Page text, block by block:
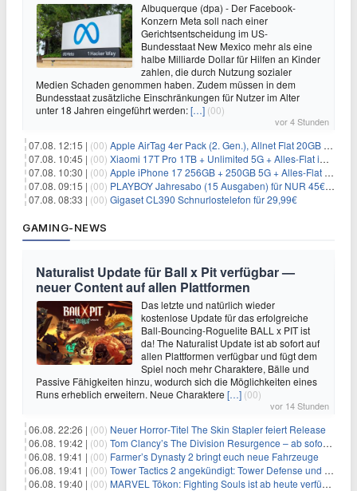
Albuquerque (dpa) - Der Facebook-
Konzern Meta soll nach einer
Gerichtsentscheidung im US-
Bundesstaat New Mexico mehr als eine
halbe Milliarde Dollar für Hilfen an Kinder
zahlen, die durch Nutzung sozialer
Medien Schaden genommen haben. Zudem müssen in dem
Bundesstaat zusätzliche Einschränkungen für Nutzer im Alter
unter 18 Jahren eingeführt werden:[…] (00)
vor 4 Stunden
07.08. 12:15 | (00) Apple AirTag 4er Pack (2. Gen.), Allnet Flat 20GB 5G im Telekom-Netz für 14,99€/Monat – eff. 2,07€/Monat
07.08. 10:45 | (00) Xiaomi 17T Pro 1TB + Unlimited 5G + Alles-Flat im o2 Netz für 29,99€/Monat – eff. 1,15€/Monat
07.08. 10:30 | (00) Apple iPhone 17 256GB + 250GB 5G + Alles-Flat im Telekom-Netz für 34€/Monat – eff. 6,29€/Monat
07.08. 09:15 | (00) PLAYBOY Jahresabo (15 Ausgaben) für NUR 45€ (statt 198€)
07.08. 08:33 | (00) Gigaset CL390 Schnurlostelefon für 29,99€
GAMING-NEWS
Naturalist Update für Ball x Pit verfügbar —
neuer Content auf allen Plattformen
Das letzte und natürlich wieder
kostenlose Update für das erfolgreiche
Ball-Bouncing-Roguelite BALL x PIT ist
da! The Naturalist Update ist ab sofort auf
allen Plattformen verfügbar und fügt dem
Spiel noch mehr Charaktere, Bälle und
Passive Fähigkeiten hinzu, wodurch sich die Möglichkeiten eines
Runs erheblich erweitern. Neue Charaktere […] (00)
vor 14 Stunden
06.08. 22:26 | (00) Neuer Horror‑Titel The Skin Stapler feiert Release
06.08. 19:42 | (00) Tom Clancy’s The Division Resurgence – ab sofort für euch verfügbar
06.08. 19:41 | (00) Farmer’s Dynasty 2 bringt euch neue Fahrzeuge
06.08. 19:41 | (00) Tower Tactics 2 angekündigt: Tower Defense und Deckbuilding Kombo kehrt zurück
06.08. 19:40 | (00) MARVEL Tōkon: Fighting Souls ist ab heute verfügbar